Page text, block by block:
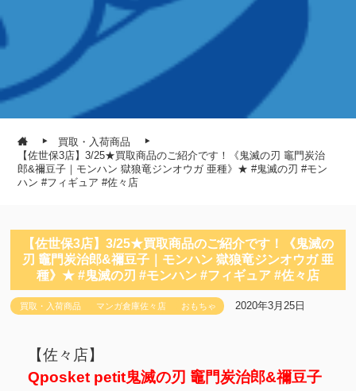
買取・入荷商品
【佐世保3店】3/25★買取商品のご紹介です！《鬼滅の刃 竈門炭治
郎&禰豆子｜モンハン 獄狼竜ジンオウガ 亜種》★ #鬼滅の刃 #モン
ハン #フィギュア #佐々店
【佐世保3店】3/25★買取商品のご紹介です！《鬼滅の
刃 竈門炭治郎&禰豆子｜モンハン 獄狼竜ジンオウガ 亜
種》★ #鬼滅の刃 #モンハン #フィギュア #佐々店
買取・入荷商品 マンガ倉庫佐々店 おもちゃ 2020年3月25日
【佐々店】
Qposket petit鬼滅の刃 竈門炭治郎&禰豆子